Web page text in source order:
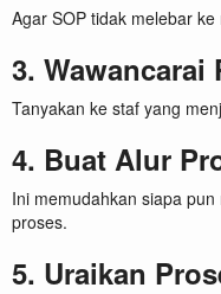
Agar SOP tidak melebar
3. Wawancarai
Tanyakan ke staf yang
4. Buat Alur
Ini memudahkan siapa
proses.
5. Uraikan